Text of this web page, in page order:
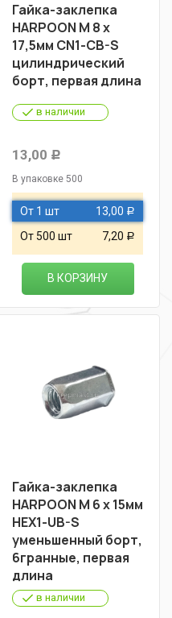
Гайка-заклепка
HARPOON М 8 х
17,5мм CN1-CB-S
цилиндрический
борт, первая длина
в наличии
13,00 Р
В упаковке 500
От 1 шт 13,00 Р
От 500 шт 7,20 Р
В КОРЗИНУ
Гайка-заклепка
HARPOON М 6 х 15мм
НЕХ1-UB-S
уменьшенный борт,
6гранные, первая
длина
в наличии